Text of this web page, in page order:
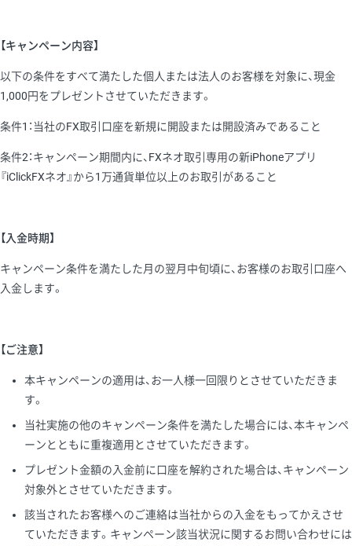
【キャンペーン内容】
以下の条件をすべて満たした個人または法人のお客様を対象に、現金
1,000円をプレゼントさせていただきます。
条件1：当社のFX取引口座を新規に開設または開設済みであること
条件2：キャンペーン期間内に、FXネオ取引専用の新iPhoneアプリ
『iClickFXネオ』から1万通貨単位以上のお取引があること
【入金時期】
キャンペーン条件を満たした月の翌月中旬頃に、お客様のお取引口座へ
入金します。
【ご注意】
本キャンペーンの適用は、お一人様一回限りとさせていただきま
す。
当社実施の他のキャンペーン条件を満たした場合には、本キャンペ
ーンとともに重複適用とさせていただきます。
プレゼント金額の入金前に口座を解約された場合は、キャンペーン
対象外とさせていただきます。
該当されたお客様へのご連絡は当社からの入金をもってかえさせ
ていただきます。キャンペーン該当状況に関するお問い合わせには